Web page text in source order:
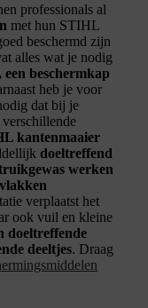
professionals al
met hun STIHL
beschermd zijn
alles wat je nodig
een beschermkap
heb je voor
dat bij je
kantenmaaier
doeltreffend
werken
verplaatst het
ook vuil en kleine
doeltreffende
deeltjes. Draag